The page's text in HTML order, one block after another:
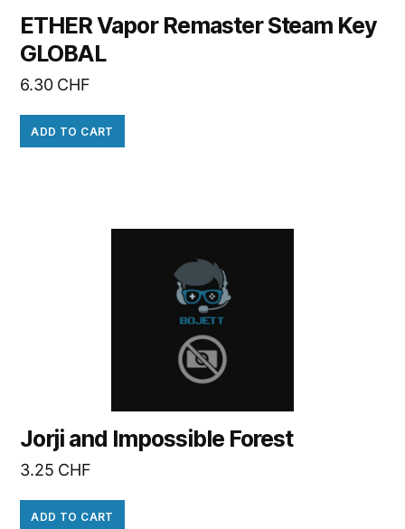
ETHER Vapor Remaster Steam Key
GLOBAL
6.30 CHF
ADD TO CART
Jorji and Impossible Forest
3.25 CHF
ADD TO CART